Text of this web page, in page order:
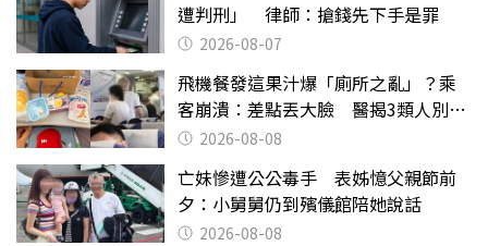
遭判刑」 律師：搶錢先下手是罪
2026-08-07
飛機餐發這果汁爆「廁所之亂」？乘
客崩潰：差點丟大臉 醫揭3類人別亂
喝 2026-08-08
亡妹慘遭公公毒手 表姊憶父親節前
夕：小舅舅仍到殯儀館陪她說話
2026-08-08